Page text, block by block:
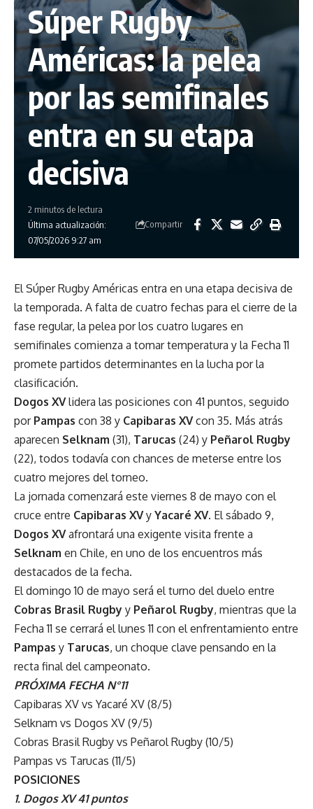
Súper Rugby
Américas: la pelea
por las semifinales
entra en su etapa
decisiva
Última actualización:
07/05/2026 9:27 am
2 minutos de lectura
Compartir
El Súper Rugby Américas entra en una etapa decisiva de
la temporada. A falta de cuatro fechas para el cierre de la
fase regular, la pelea por los cuatro lugares en
semifinales comienza a tomar temperatura y la Fecha 11
promete partidos determinantes en la lucha por la
clasificación.
Dogos XVlidera las posiciones con 41 puntos, seguido
por Pampas con 38 y Capibaras XVcon 35. Más atrás
aparecen Selknam (31), Tarucas (24) y Peñarol Rugby
(22), todos todavía con chances de meterse entre los
cuatro mejores del torneo.
La jornada comenzará este viernes 8 de mayo con el
cruce entre Capibaras XVy Yacaré XV. El sábado 9,
Dogos XVafrontará una exigente visita frente a
Selknam en Chile, en uno de los encuentros más
destacados de la fecha.
El domingo 10 de mayo será el turno del duelo entre
Cobras Brasil Rugby y Peñarol Rugby, mientras que la
Fecha 11 se cerrará el lunes 11 con el enfrentamiento entre
Pampas y Tarucas, un choque clave pensando en la
recta final del campeonato.
PRÓXIMA FECHA N°11
Capibaras XV vs Yacaré XV (8/5)
Selknam vs Dogos XV (9/5)
Cobras Brasil Rugby vs Peñarol Rugby (10/5)
Pampas vs Tarucas (11/5)
POSICIONES
1. Dogos XV 41 puntos